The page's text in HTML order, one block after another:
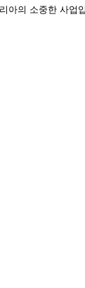
의 소중한 사